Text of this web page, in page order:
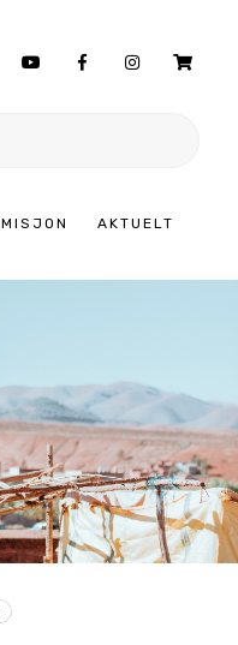
MISJON AKTUELT